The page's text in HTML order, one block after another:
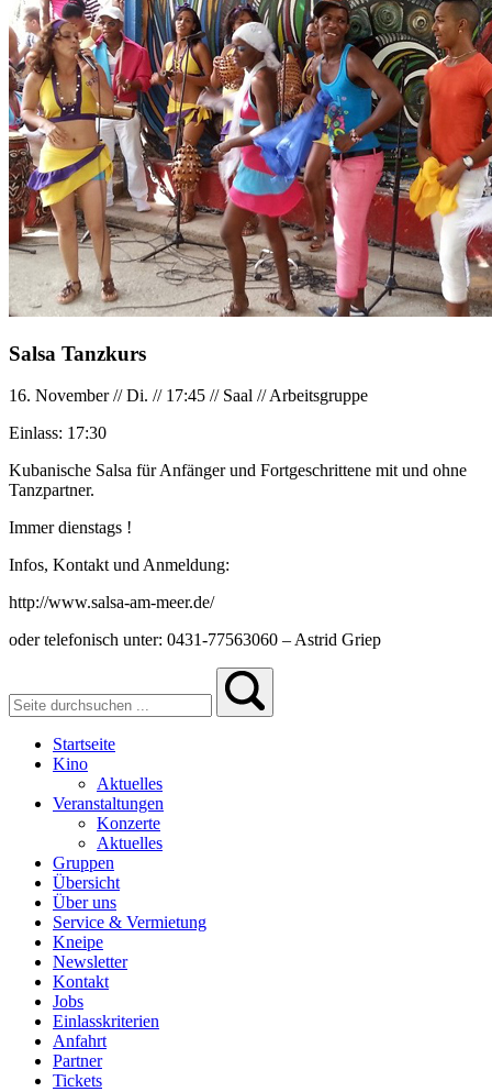
Salsa Tanzkurs
16. November//Di. // 17:45 // Saal //Arbeitsgruppe
Einlass: 17:30
Kubanische Salsa für Anfänger und Fortgeschrittene mit und ohne
Tanzpartner.
Immer dienstags !
Infos, Kontakt und Anmeldung:
http://www.salsa-am-meer.de/
oder telefonisch unter: 0431-77563060 – Astrid Griep
Startseite
Kino
Aktuelles
Veranstaltungen
Konzerte
Aktuelles
Gruppen
Übersicht
Über uns
Service & Vermietung
Kneipe
Newsletter
Kontakt
Jobs
Einlasskriterien
Anfahrt
Partner
Tickets